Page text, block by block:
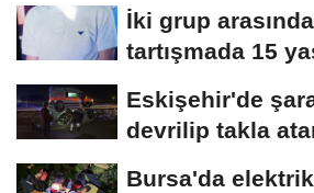
İki grup
tartışmada 15
Eskişehir'de
devrilip takla
Bursa'da